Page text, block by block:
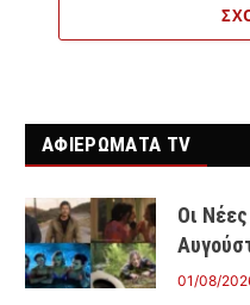
ΑΦΙΕΡΩΜΑΤΑ TV
Οι
01/08/